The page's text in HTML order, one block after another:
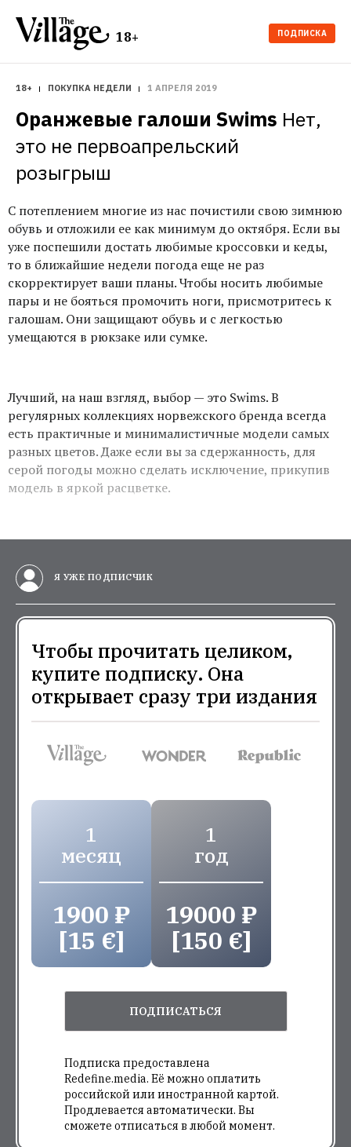
18+ ПОДПИСКА
18+ ПОКУПКА НЕДЕЛИ 1 АПРЕЛЯ 2019
Оранжевые галоши Swims Нет,
это не первоапрельский
розыгрыш
C потеплением многие из нас почистили свою зимнюю
обувь и отложили ее как минимум до октября. Если вы
уже поспешили достать любимые кроссовки и кеды,
то в ближайшие недели погода еще не раз
скорректирует ваши планы. Чтобы носить любимые
пары и не бояться промочить ноги, присмотритесь к
галошам. Они защищают обувь и с легкостью
умещаются в рюкзаке или сумке.
Лучший, на наш взгляд, выбор — это Swims. В
регулярных коллекциях норвежского бренда всегда
есть практичные и минималистичные модели самых
разных цветов. Даже если вы за сдержанность, для
серой погоды можно сделать исключение, прикупив
модель в яркой расцветке.
Я УЖЕ ПОДПИСЧИК
Чтобы прочитать целиком,
купите подписку. Она
открывает сразу три издания
1
месяц
1900 ₽
[15 €]
1
год
19000 ₽
[150 €]
ПОДПИСАТЬСЯ
Подписка предоставлена
Redefine.media. Её можно оплатить
российской или иностранной картой.
Продлевается автоматически. Вы
сможете отписаться в любой момент.